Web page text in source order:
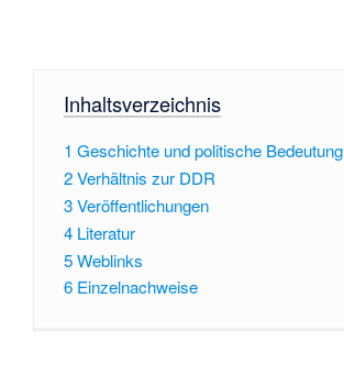
Inhaltsverzeichnis
1 Geschichte und politische Bedeutung
2Verhältnis zur DDR
3Veröffentlichungen
4 Literatur
5Weblinks
6 Einzelnachweise